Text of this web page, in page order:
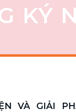
KÝ
VÀ GIẢI